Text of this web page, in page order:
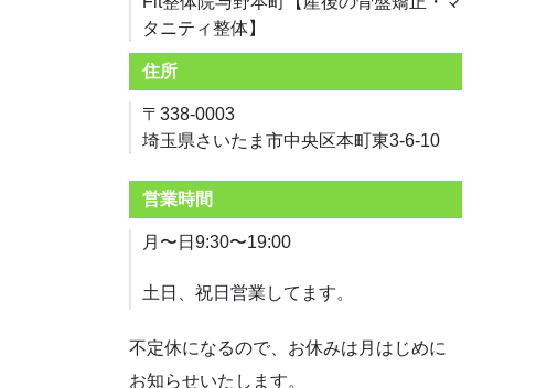
タニティ整体】
住所
〒338-0003
埼玉県さいたま市中央区本町東3-6-10
営業時間
月〜日9:30〜19:00
土日、祝日営業してます。
不定休になるので、お休みは月はじめに
お知らせいたします。